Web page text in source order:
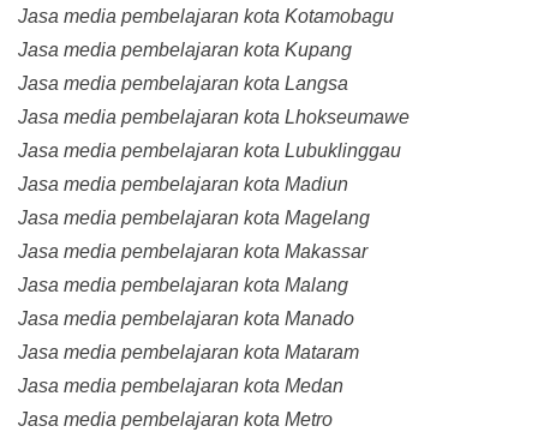
Jasa media pembelajaran kota Kotamobagu
Jasa media pembelajaran kota Kupang
Jasa media pembelajaran kota Langsa
Jasa media pembelajaran kota Lhokseumawe
Jasa media pembelajaran kota Lubuklinggau
Jasa media pembelajaran kota Madiun
Jasa media pembelajaran kota Magelang
Jasa media pembelajaran kota Makassar
Jasa media pembelajaran kota Malang
Jasa media pembelajaran kota Manado
Jasa media pembelajaran kota Mataram
Jasa media pembelajaran kota Medan
Jasa media pembelajaran kota Metro